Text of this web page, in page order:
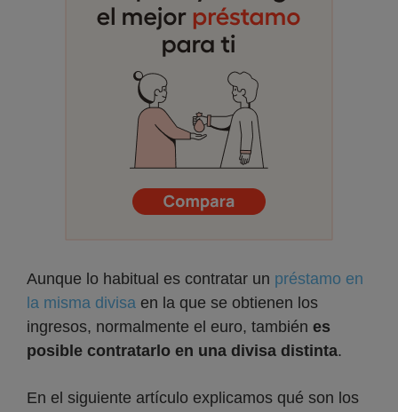
Aunque lo habitual es contratar un préstamo en
la misma divisa en la que se obtienen los
ingresos, normalmente el euro, también es
posible contratarlo en una divisa distinta.
En el siguiente artículo explicamos qué son los